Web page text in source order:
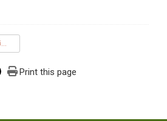
弘毓基金會教保老師徵才_社資中心__.pdf
Print this page